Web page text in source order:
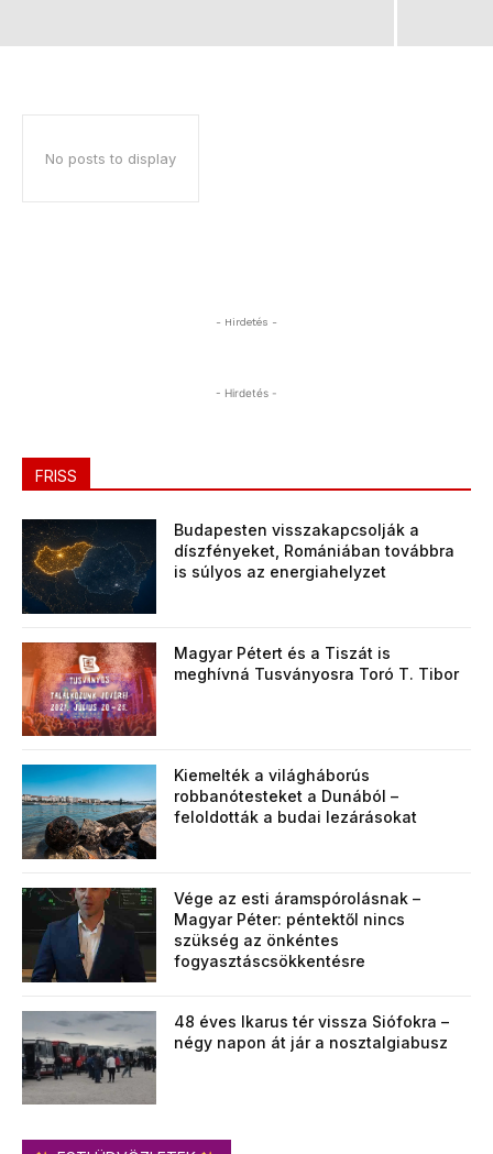
No posts to display
- Hirdetés -
- Hirdetés -
FRISS
Budapesten visszakapcsolják a
díszfényeket, Romániában továbbra
is súlyos az energiahelyzet
Magyar Pétert és a Tiszát is
meghívná Tusványosra Toró T. Tibor
Kiemelték a világháborús
robbanótesteket a Dunából –
feloldották a budai lezárásokat
Vége az esti áramspórolásnak –
Magyar Péter: péntektől nincs
szükség az önkéntes
fogyasztáscsökkentésre
48 éves Ikarus tér vissza Siófokra –
négy napon át jár a nosztalgiabusz